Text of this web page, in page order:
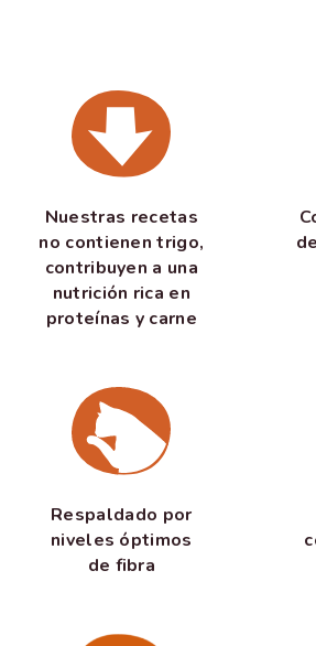
Nuestras recetas
no contienen trigo,
contribuyen a una
nutrición rica en
proteínas y carne
Respaldado por
niveles óptimos
de fibra